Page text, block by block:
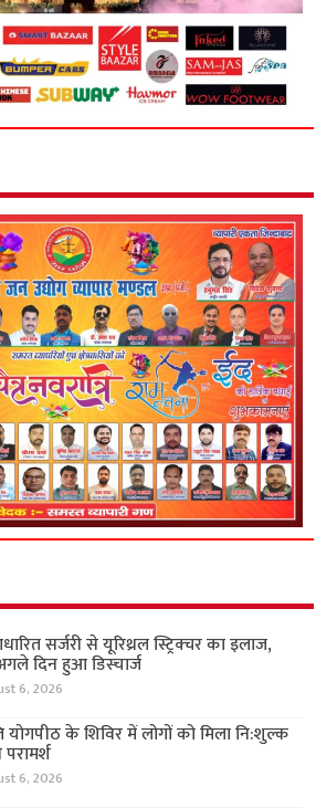
सर्जरी से यूरिथ्रल स्ट्रिक्चर का इलाज,
दिन हुआ डिस्चार्ज
6, 2026
के शिविर में लोगों को मिला नि:शुल्क
6, 2026